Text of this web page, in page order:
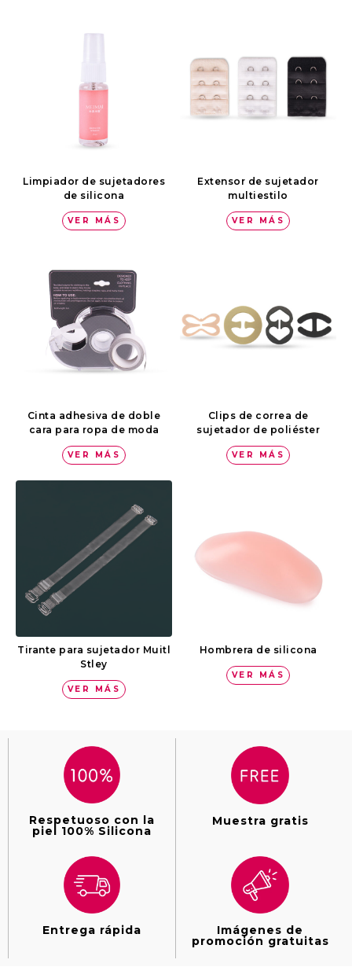
Limpiador de sujetadores
de silicona
VER MÁS
Extensor de sujetador
multiestilo
VER MÁS
Cinta adhesiva de doble
cara para ropa de moda
VER MÁS
Clips de correa de
sujetador de poliéster
VER MÁS
Tirante para sujetador Muitl
Stley
VER MÁS
Hombrera de silicona
VER MÁS
Respetuoso con la
piel 100% Silicona
Muestra gratis
Entrega rápida Imágenes de
promoción gratuitas